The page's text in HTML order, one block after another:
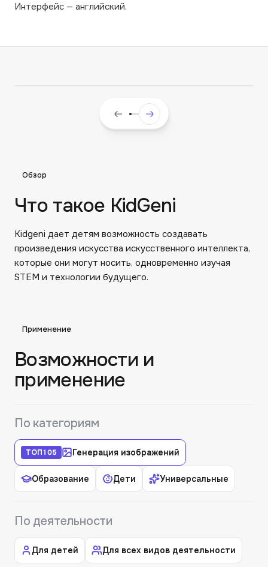
Интерфейс — английский.
Обзор
Что такое KidGeni
Kidgeni дает детям возможность создавать
произведения искусства искусственного интеллекта,
которые они могут носить, одновременно изучая
STEM и технологии будущего.
Применение
Возможности и
применение
По категориям
ТОП105 Генерация изображений
Образование Дети Универсальные
По деятельности
Для детей Для всех видов деятельности